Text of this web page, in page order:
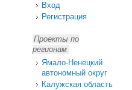
Вход
Регистрация
Проекты по
регионам
Ямало-Ненецкий
автономный округ
Калужская область